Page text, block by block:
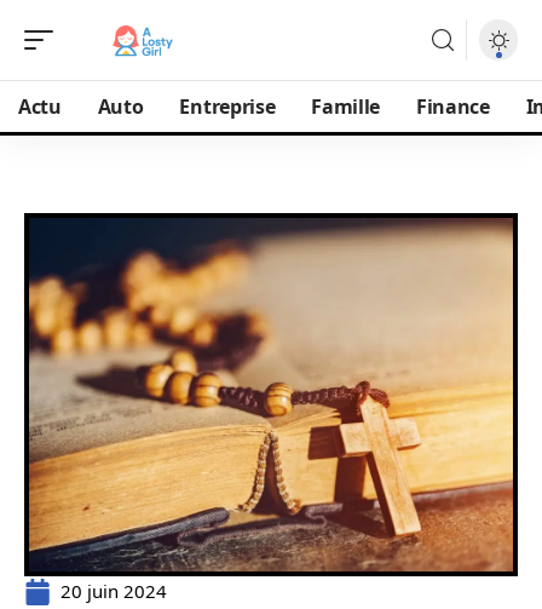
Actu Auto Entreprise Famille Finance
20 juin 2024